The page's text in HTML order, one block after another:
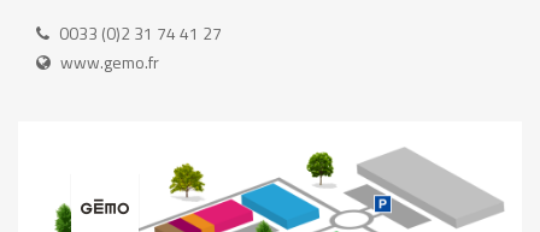
0033 (0)2 31 74 41 27
www.gemo.fr